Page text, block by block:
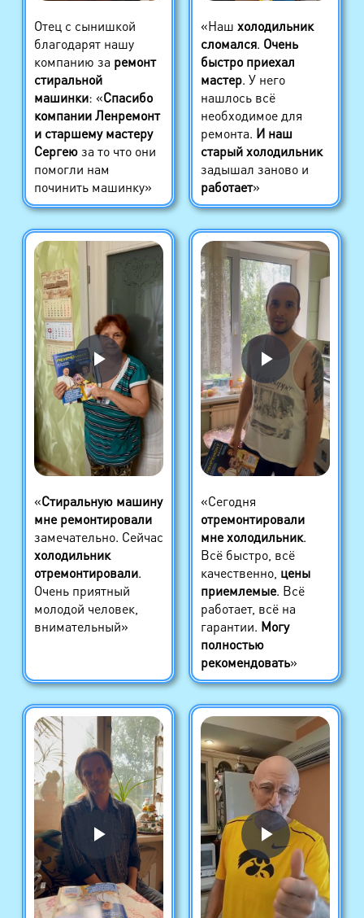
Отец с сынишкой
благодарят нашу
компанию за ремонт
стиральной
машинки: «Спасибо
компании Ленремонт
и старшему мастеру
Сергеюза то что они
помогли нам
починить машинку»
«Наш холодильник
сломался. Очень
быстро приехал
мастер. У него
нашлось всё
необходимое для
ремонта. И наш
старый холодильник
задышал заново и
работает»
«Стиральную машину
мне ремонтировали
замечательно. Сейчас
холодильник
отремонтировали.
Очень приятный
молодой человек,
внимательный»
«Сегодня
отремонтировали
мне холодильник.
Всё быстро, всё
качественно, цены
приемлемые. Всё
работает, всё на
гарантии. Могу
полностью
рекомендовать»